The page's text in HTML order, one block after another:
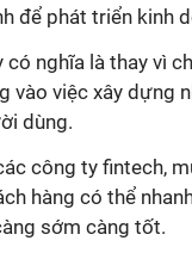
để phát triển kinh
có nghĩa là thay vì
vào việc xây dựng
dùng.
công ty fintech,
hàng có thể
sớm càng tốt.